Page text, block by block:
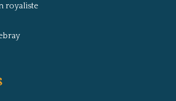
royaliste